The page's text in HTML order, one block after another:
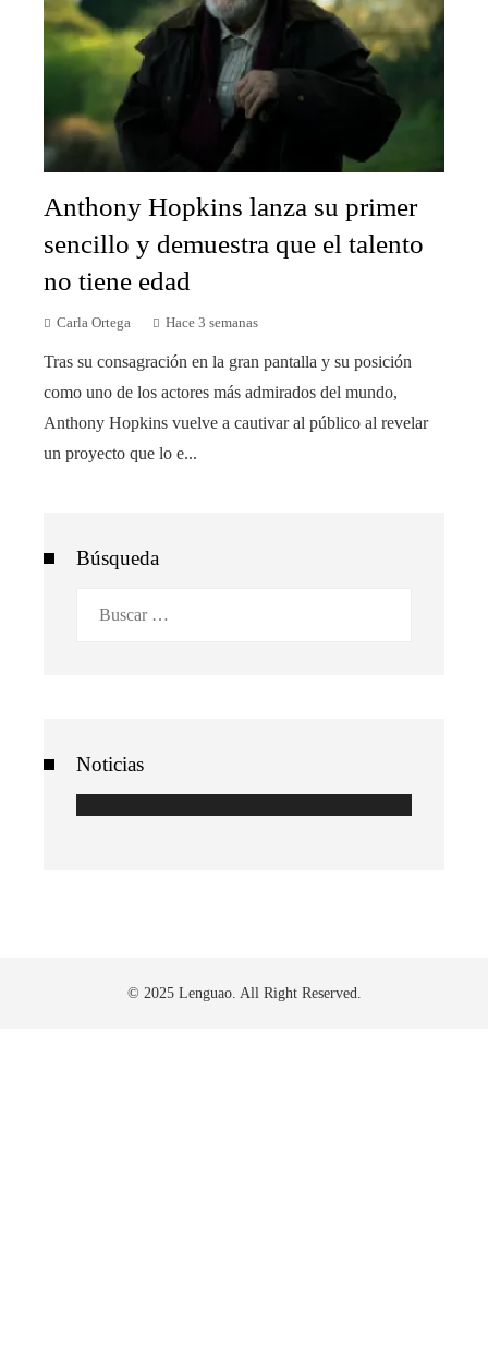
Anthony Hopkins lanza su primer
sencillo y demuestra que el talento
no tiene edad
Carla Ortega Hace 3 semanas
Tras su consagración en la gran pantalla y su posición
como uno de los actores más admirados del mundo,
Anthony Hopkins vuelve a cautivar al público al revelar
un proyecto que lo e...
Búsqueda
Noticias
© 2025 Lenguao. All Right Reserved.